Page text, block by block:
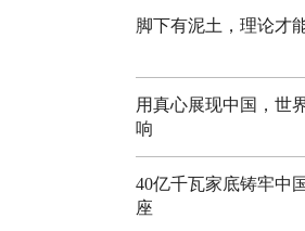
脚下有泥土，理论才
用真心展现中国，世
响
40亿千瓦家底铸牢中
座